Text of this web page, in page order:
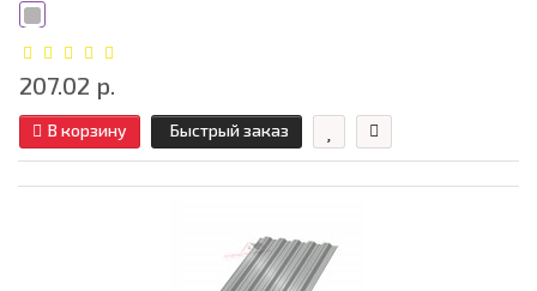
207.02 р.
В корзину Быстрый заказ